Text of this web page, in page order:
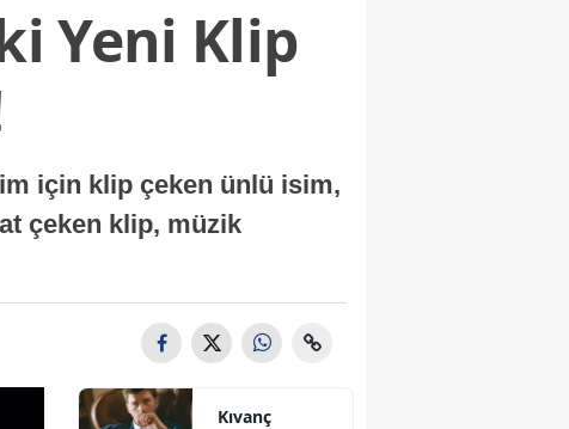
Yeni Klip
için klip çeken ünlü isim,
çeken klip, müzik
Kıvanç